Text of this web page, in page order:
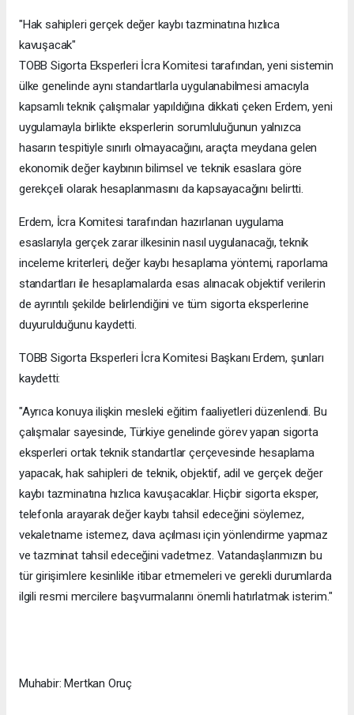
"Hak sahipleri gerçek değer kaybı tazminatına hızlıca
kavuşacak"
TOBB Sigorta Eksperleri İcra Komitesi tarafından, yeni sistemin
ülke genelinde aynı standartlarla uygulanabilmesi amacıyla
kapsamlı teknik çalışmalar yapıldığına dikkati çeken Erdem, yeni
uygulamayla birlikte eksperlerin sorumluluğunun yalnızca
hasarın tespitiyle sınırlı olmayacağını, araçta meydana gelen
ekonomik değer kaybının bilimsel ve teknik esaslara göre
gerekçeli olarak hesaplanmasını da kapsayacağını belirtti.
Erdem, İcra Komitesi tarafından hazırlanan uygulama
esaslarıyla gerçek zarar ilkesinin nasıl uygulanacağı, teknik
inceleme kriterleri, değer kaybı hesaplama yöntemi, raporlama
standartları ile hesaplamalarda esas alınacak objektif verilerin
de ayrıntılı şekilde belirlendiğini ve tüm sigorta eksperlerine
duyurulduğunu kaydetti.
TOBB Sigorta Eksperleri İcra Komitesi Başkanı Erdem, şunları
kaydetti:
"Ayrıca konuya ilişkin mesleki eğitim faaliyetleri düzenlendi. Bu
çalışmalar sayesinde, Türkiye genelinde görev yapan sigorta
eksperleri ortak teknik standartlar çerçevesinde hesaplama
yapacak, hak sahipleri de teknik, objektif, adil ve gerçek değer
kaybı tazminatına hızlıca kavuşacaklar. Hiçbir sigorta eksper,
telefonla arayarak değer kaybı tahsil edeceğini söylemez,
vekaletname istemez, dava açılması için yönlendirme yapmaz
ve tazminat tahsil edeceğini vadetmez. Vatandaşlarımızın bu
tür girişimlere kesinlikle itibar etmemeleri ve gerekli durumlarda
ilgili resmi mercilere başvurmalarını önemli hatırlatmak isterim."
Muhabir: Mertkan Oruç